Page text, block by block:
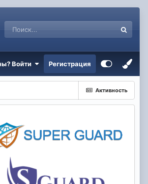
Войти Регистрация
Активность